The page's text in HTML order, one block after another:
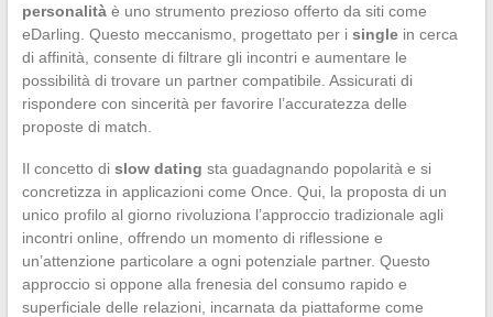
personalitàè uno strumento prezioso offerto da siti come
eDarling. Questo meccanismo, progettato per i singlein cerca
di affinità, consente di filtrare gli incontri e aumentare le
possibilità di trovare un partner compatibile. Assicurati di
rispondere con sincerità per favorire l’accuratezza delle
proposte di match.
Il concetto di slow dating sta guadagnando popolarità e si
concretizza in applicazioni come Once. Qui, la proposta di un
unico profilo al giorno rivoluziona l’approccio tradizionale agli
incontri online, offrendo un momento di riflessione e
un’attenzione particolare a ogni potenziale partner. Questo
approccio si oppone alla frenesia del consumo rapido e
superficiale delle relazioni, incarnata da piattaforme come